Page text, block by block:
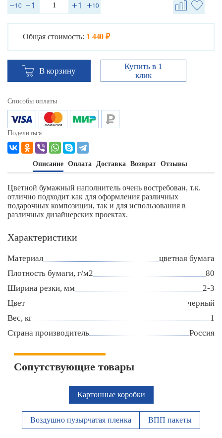
Общая стоимость: 1 440 ₽
В корзину
Купить в 1
клик
Способы оплаты
Поделиться
Описание Оплата Доставка Возврат Отзывы
Цветной бумажный наполнитель очень востребован, т.к.
отлично подходит как для оформления различных
подарочных композиции, так и для использования в
различных дизайнерских проектах.
Характеристики
Материал
цветная бумага
Плотность бумаги, г/м2
80
Ширина резки, мм
2-3
Цвет
черный
Вес, кг
1
Страна производитель
Россия
Сопутствующие товары
Картонные коробки
Воздушно пузырчатая пленка ВПП пакеты